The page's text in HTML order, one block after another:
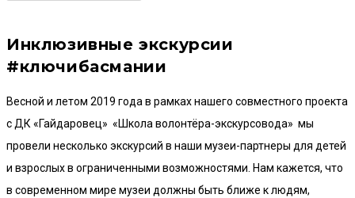
Инклюзивные экскурсии
#ключибасмании
Весной и летом 2019 года в рамках нашего совместного проекта
с ДК «Гайдаровец» «Школа волонтёра-экскурсовода» мы
провели несколько экскурсий в наши музеи-партнеры для детей
и взрослых в ограниченными возможностями. Нам кажется, что
в современном мире музеи должны быть ближе к людям,